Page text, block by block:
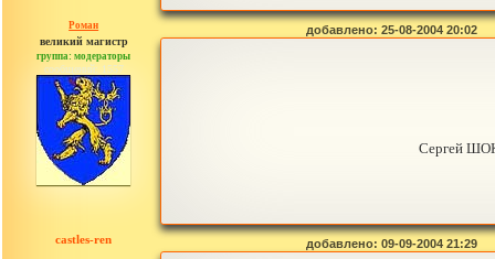
Роман
великий магистр
группа: модераторы
сообщений: 1557
добавлено: 25-08-2004 20:02
Сергей
castles-ren добавлено: 09-09-2004 21:29